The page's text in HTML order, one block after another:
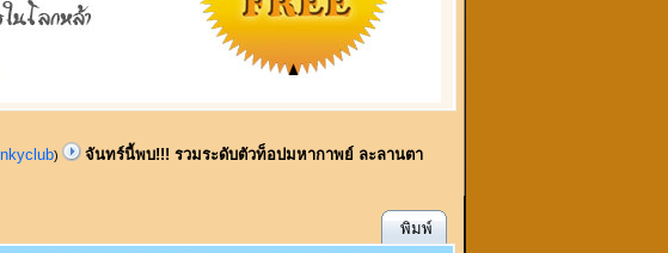
)
จันทร์นี้พบ!!! รวมระดับตัวท็อปมหากาพย์ ละลานตา
พิมพ์